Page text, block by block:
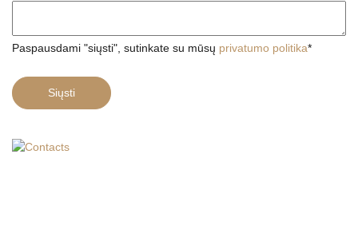
Paspausdami "siųsti", sutinkate su mūsų privatumo politika*
Siųsti